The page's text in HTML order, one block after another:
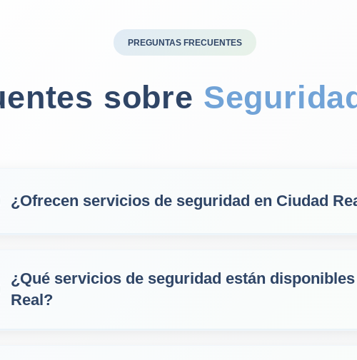
PREGUNTAS FRECUENTES
sobre
¿Ofrecen servicios de seguridad en Ciudad
¿Qué servicios de seguridad están
Real?